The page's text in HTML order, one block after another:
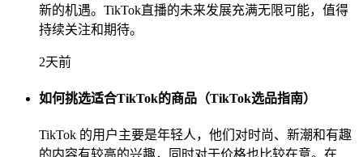
新的机遇。TikTok直播的未来发展充满无限可能，值得
持续关注和期待。
2天前
如何挑选适合TikTok的商品（TikTok选品指南）
TikTok 的用户主要是年轻人，他们对时尚、新潮和有趣